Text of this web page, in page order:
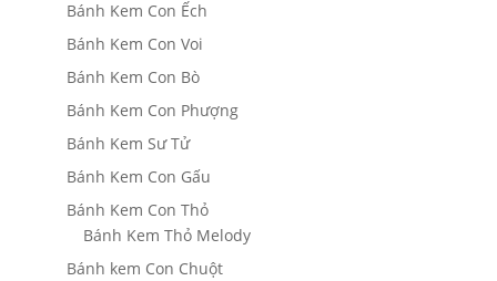
Bánh Kem Con Ếch
Bánh Kem Con Voi
Bánh Kem Con Bò
Bánh Kem Con Phượng
Bánh Kem Sư Tử
Bánh Kem Con Gấu
Bánh Kem Con Thỏ
Bánh Kem Thỏ Melody
Bánh kem Con Chuột